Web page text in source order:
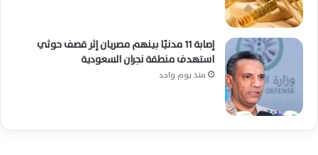
إصابة 11 مدنيًا بينهم مصريان إثر قصف حوثي
استهدف منطقة نجران السعودية
منذ يوم واحد